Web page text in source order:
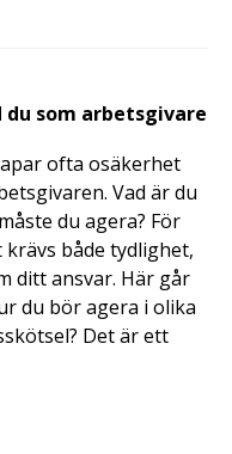
som arbetsgivare
ofta osäkerhet
Vad är du
du agera? För
både tydlighet,
ditt ansvar. Här går
du bör agera i olika
Det är ett